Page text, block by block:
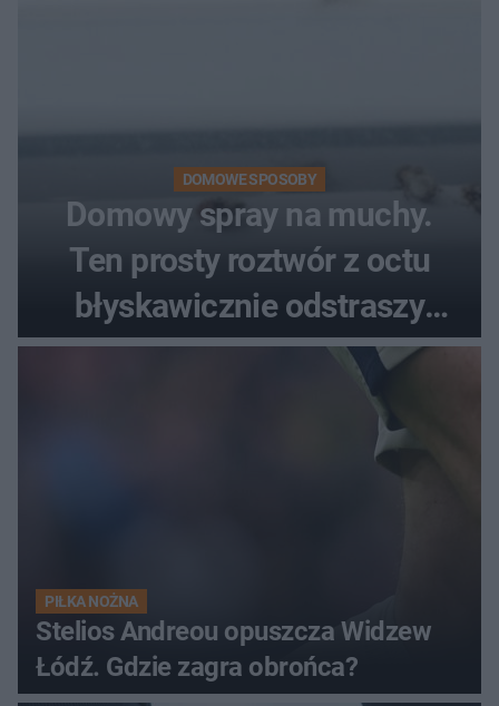
DOMOWE SPOSOBY
Domowy spray na muchy.
Ten prosty roztwór z octu
błyskawicznie odstraszy
uciążliwe owady
PIŁKA NOŻNA
Stelios Andreou opuszcza Widzew
Łódź. Gdzie zagra obrońca?